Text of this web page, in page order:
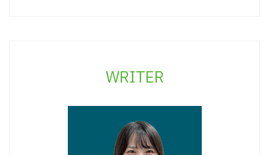
WRITER